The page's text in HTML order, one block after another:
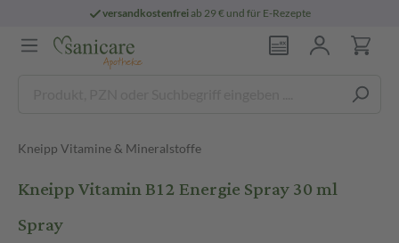
versandkostenfreiab 29 € und für E-Rezepte
Kneipp Vitamine & Mineralstoffe
Kneipp Vitamin B12 Energie Spray 30 ml
Spray